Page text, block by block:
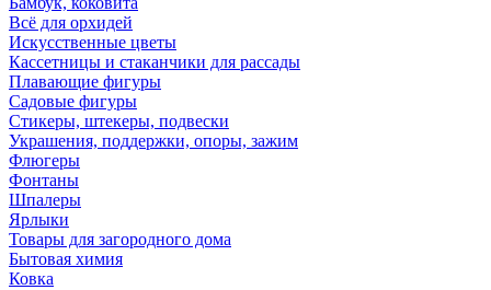
Всё для орхидей
Искусственные цветы
Кассетницы и стаканчики для рассады
Плавающие фигуры
Садовые фигуры
Стикеры, штекеры, подвески
Украшения, поддержки, опоры, зажим
Флюгеры
Фонтаны
Шпалеры
Ярлыки
Товары для загородного дома
Бытовая химия
Ковка